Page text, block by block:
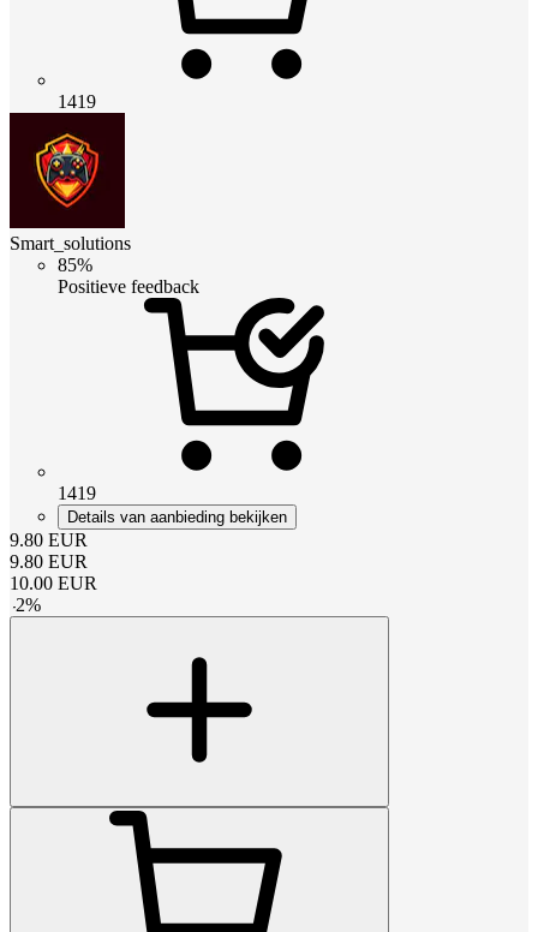
1419
Smart_solutions
85%
Positieve feedback
1419
Details van aanbieding bekijken
9.80 EUR
9.80 EUR
10.00 EUR
-2%